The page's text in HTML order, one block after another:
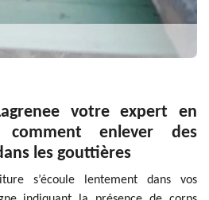
votre expert en
enlever des
les gouttières
s’écoule lentement dans vos